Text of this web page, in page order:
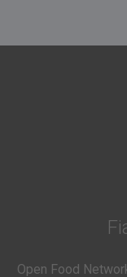
Open Food